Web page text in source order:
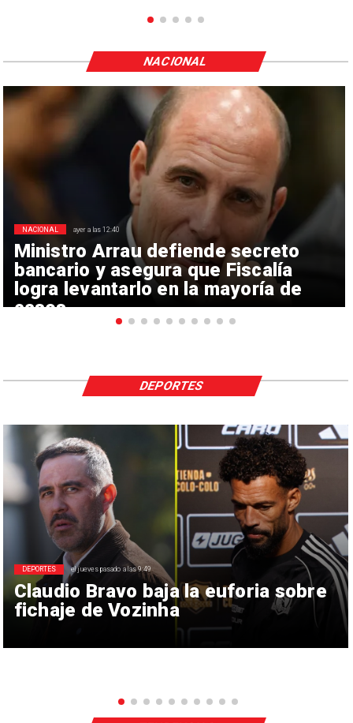
Ministro Arrau defiende secreto
bancario y asegura que Fiscalía
logra levantarlo en la mayoría de
casos
NACIONAL ayer a las 12:40
NACIONAL
Claudio Bravo baja la euforia sobre
fichaje de Vozinha
DEPORTES el jueves pasado a las 9:49
DEPORTES